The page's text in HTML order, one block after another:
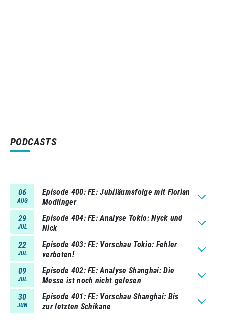
PODCASTS
06
AUG
Episode 400 FE: Jubiläumsfolge mit Florian
Modlinger
29
JUL
Episode 404 FE: Analyse Tokio: Nyck und
Nick
22
JUL
Episode 403 FE: Vorschau Tokio: Fehler
verboten!
09
JUL
Episode 402 FE: Analyse Shanghai: Die
Messe ist noch nicht gelesen
30
JUN
Episode 401 FE: Vorschau Shanghai: Bis
zur letzten Schikane